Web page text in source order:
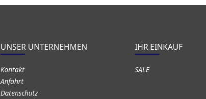
UNSER UNTERNEHMEN
Kontakt
Anfahrt
Datenschutz
IHR EINKAUF
SALE